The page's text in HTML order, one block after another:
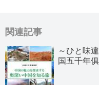
関連記事
～ひと味
国五千年